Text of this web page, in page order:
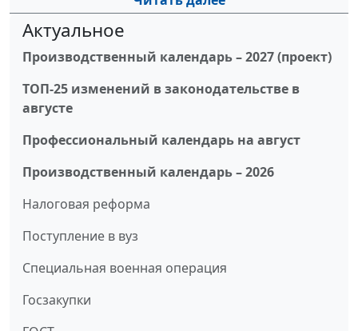
Актуальное
Производственный календарь – 2027 (проект)
ТОП-25 изменений в законодательстве в
августе
Профессиональный календарь на август
Производственный календарь – 2026
Налоговая реформа
Поступление в вуз
Специальная военная операция
Госзакупки